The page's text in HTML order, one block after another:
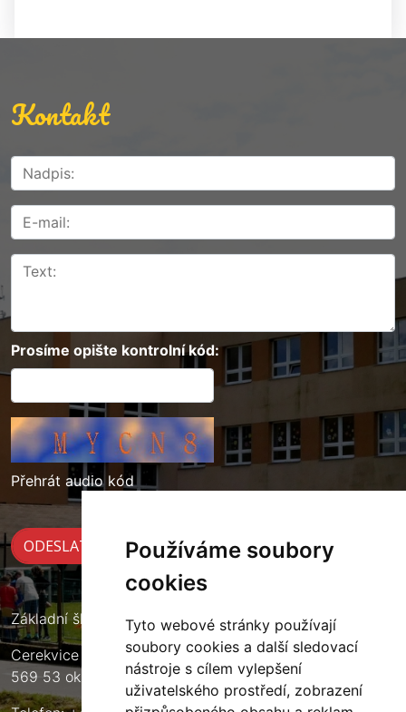
Používáme soubory
cookies
Tyto webové stránky používají
soubory cookies a další sledovací
nástroje s cílem vylepšení
uživatelského prostředí, zobrazení
Kontakt
Prosíme opište kontrolní kód:
Přehrát audio kód
Základní škola Cerekvice nad Loučnou
Cerekvice nad Loučnou 135
569 53 okres Svitavy